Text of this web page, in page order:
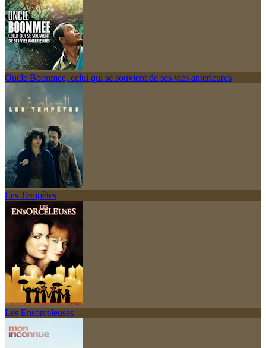
Oncle Boonmee, celui qui se souvient de ses vies antérieures
Les Tempêtes
Les Ensorceleuses